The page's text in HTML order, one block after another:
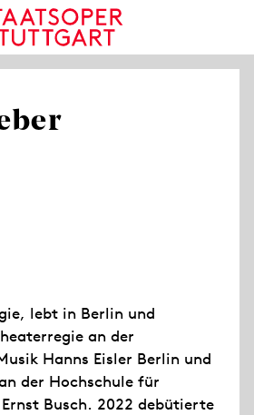
lebt in Berlin und
an der
Hanns Eisler Berlin und
der Hochschule für
Busch. 2022 debütierte